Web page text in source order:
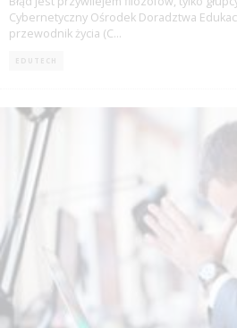
Cybernetyczny Ośrodek Doradztwa
przewodnik życia (C...
EDUTECH